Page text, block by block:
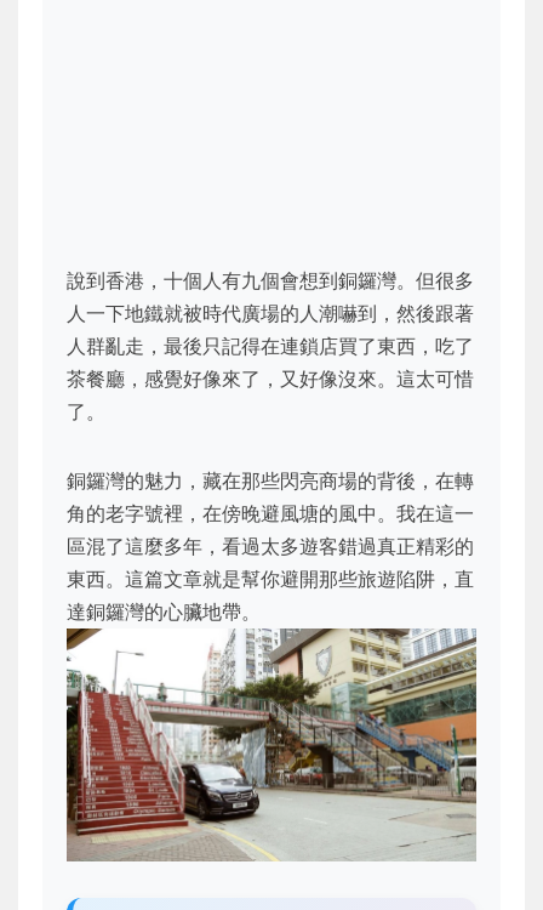
說到香港，十個人有九個會想到銅鑼灣。但很多
人一下地鐵就被時代廣場的人潮嚇到，然後跟著
人群亂走，最後只記得在連鎖店買了東西，吃了
茶餐廳，感覺好像來了，又好像沒來。這太可惜
了。
銅鑼灣的魅力，藏在那些閃亮商場的背後，在轉
角的老字號裡，在傍晚避風塘的風中。我在這一
區混了這麼多年，看過太多遊客錯過真正精彩的
東西。這篇文章就是幫你避開那些旅遊陷阱，直
達銅鑼灣的心臟地帶。